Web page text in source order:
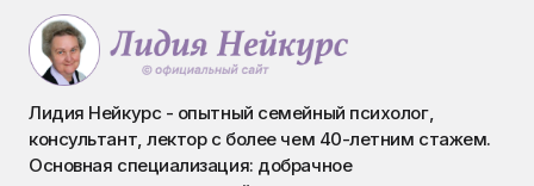
Лидия Нейкурс - опытный семейный психолог,
консультант, лектор с более чем 40-летним стажем.
Основная специализация: добрачное